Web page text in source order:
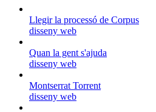
Llegir la processó de Corpus
disseny web
Quan la gent s'ajuda
disseny web
Montserrat Torrent
disseny web